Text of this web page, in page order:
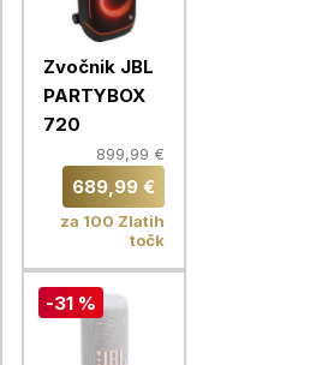
Zvočnik JBL
PARTYBOX
720
899,99 €
689,99 €
za 100 Zlatih
točk
-31 %